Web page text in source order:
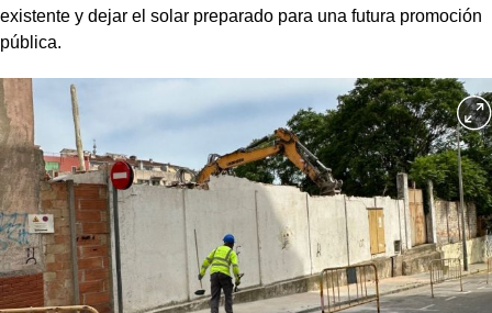
existente y dejar el solar preparado para una futura promoción
pública.